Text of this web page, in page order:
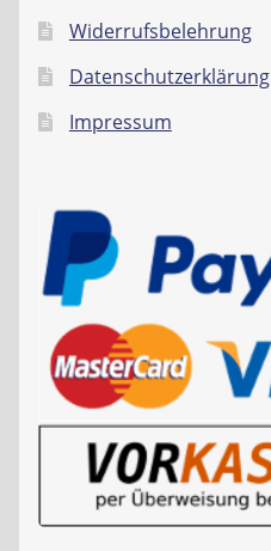
Widerrufsbelehrung
Datenschutzerklärung
Impressum